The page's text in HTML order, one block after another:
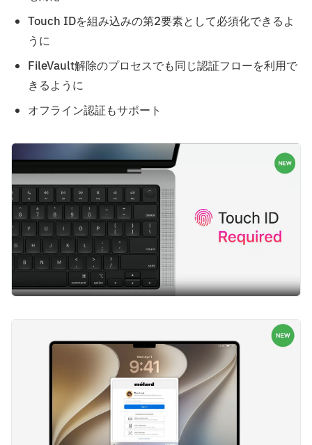
Touch IDを組み込みの第2要素として必須化できるよ
うに
FileVault解除のプロセスでも同じ認証フローを利用で
きるように
オフライン認証もサポート